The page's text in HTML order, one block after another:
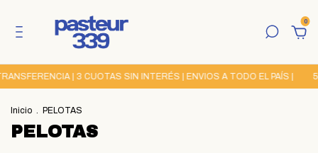
0
| 3 CUOTAS SIN INTERÉS | ENVIOS A TODO EL PAÍS |
Inicio . PELOTAS
PELOTAS